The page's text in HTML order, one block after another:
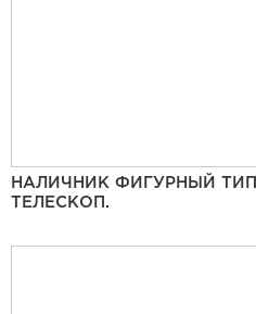
НАЛИЧНИК ФИГУРНЫЙ ТИП
ТЕЛЕСКОП.